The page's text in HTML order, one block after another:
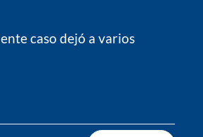
caso dejó a varios